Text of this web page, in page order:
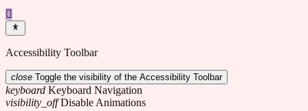
Accessibility Toolbar
close Toggle the visibility of the Accessibility Toolbar
keyboard Keyboard Navigation
visibility_off Disable Animations